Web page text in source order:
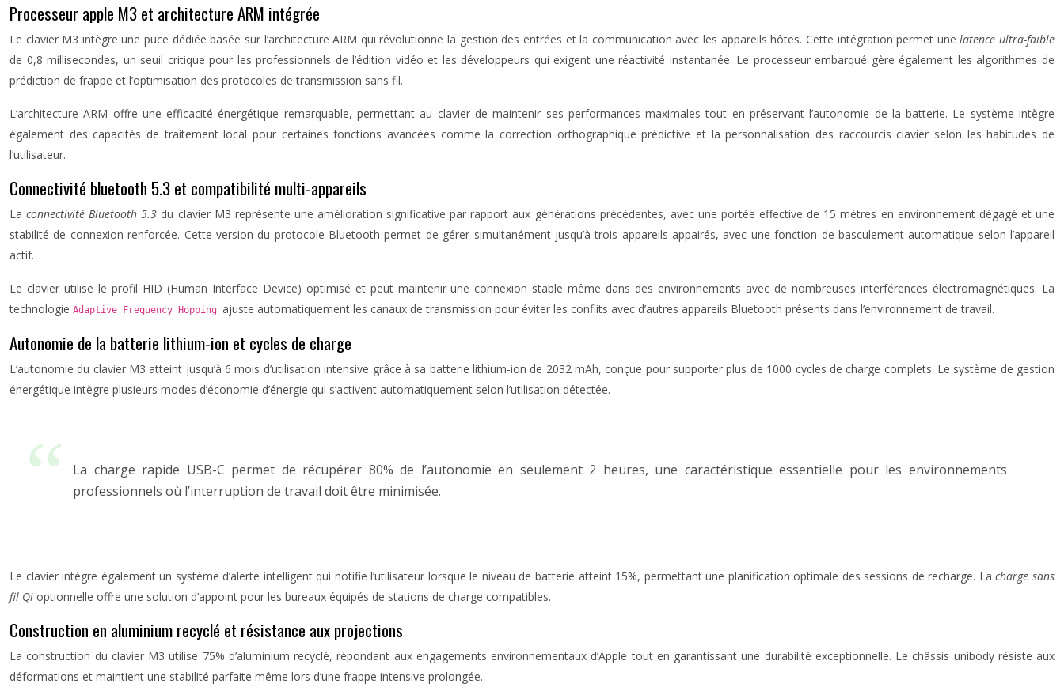
Processeur apple M3 et architecture ARM intégrée
Le clavier M3 intègre une puce dédiée basée sur l’architecture ARM qui révolutionne la gestion des entrées et la communication avec les appareils hôtes. Cette intégration permet unelatence ultra-faible
de 0,8 millisecondes, un seuil critique pour les professionnels de l’édition vidéo et les développeurs qui exigent une réactivité instantanée. Le processeur embarqué gère également les algorithmes de
prédiction de frappe et l’optimisation des protocoles de transmission sans fil.
L’architecture ARM offre une efficacité énergétique remarquable, permettant au clavier de maintenir ses performances maximales tout en préservant l’autonomie de la batterie. Le système intègre
également des capacités de traitement local pour certaines fonctions avancées comme la correction orthographique prédictive et la personnalisation des raccourcis clavier selon les habitudes de
l’utilisateur.
Connectivité bluetooth 5.3 et compatibilité multi-appareils
Laconnectivité Bluetooth 5.3 du clavier M3 représente une amélioration significative par rapport aux générations précédentes, avec une portée effective de 15 mètres en environnement dégagé et une
stabilité de connexion renforcée. Cette version du protocole Bluetooth permet de gérer simultanément jusqu’à trois appareils appairés, avec une fonction de basculement automatique selon l’appareil
actif.
Le clavier utilise le profil HID (Human Interface Device) optimisé et peut maintenir une connexion stable même dans des environnements avec de nombreuses interférences électromagnétiques. La
technologie Adaptive Frequency Hopping ajuste automatiquement les canaux de transmission pour éviter les conflits avec d’autres appareils Bluetooth présents dans l’environnement de travail.
Autonomie de la batterie lithium-ion et cycles de charge
L’autonomie du clavier M3 atteint jusqu’à 6 mois d’utilisation intensive grâce à sa batterie lithium-ion de 2032 mAh, conçue pour supporter plus de 1000 cycles de charge complets. Le système de gestion
énergétique intègre plusieurs modes d’économie d’énergie qui s’activent automatiquement selon l’utilisation détectée.
La charge rapide USB-C permet de récupérer 80% de l’autonomie en seulement 2 heures, une caractéristique essentielle pour les environnements
professionnels où l’interruption de travail doit être minimisée.
Le clavier intègre également un système d’alerte intelligent qui notifie l’utilisateur lorsque le niveau de batterie atteint 15%, permettant une planification optimale des sessions de recharge. Lacharge sans
fil Qi optionnelle offre une solution d’appoint pour les bureaux équipés de stations de charge compatibles.
Construction en aluminium recyclé et résistance aux projections
La construction du clavier M3 utilise 75% d’aluminium recyclé, répondant aux engagements environnementaux d’Apple tout en garantissant une durabilité exceptionnelle. Le châssis unibody résiste aux
déformations et maintient une stabilité parfaite même lors d’une frappe intensive prolongée.